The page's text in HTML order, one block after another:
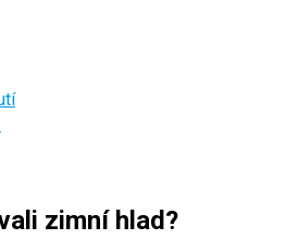
zimní hlad?